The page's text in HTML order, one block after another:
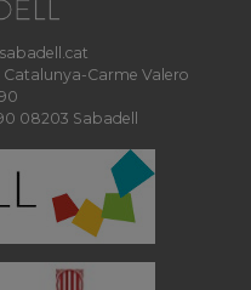
Carme Valero
08203 Sabadell